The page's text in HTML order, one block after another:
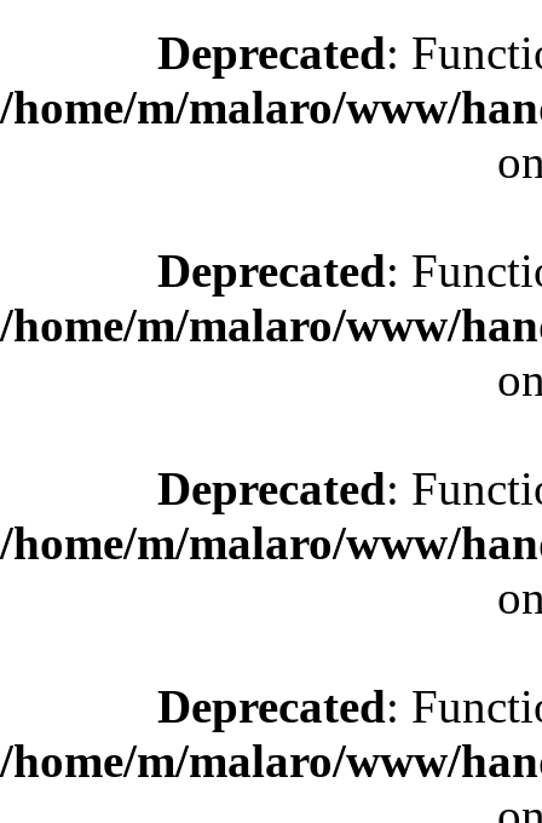
Deprecated:
/home/m/malaro/www/
Deprecated:
/home/m/malaro/www/
Deprecated:
/home/m/malaro/www/
Deprecated:
/home/m/malaro/www/